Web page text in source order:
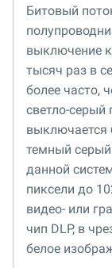
Битовый
выключение
тысяч раз в
более часто,
светло-серый
выключается
темный
данной
пиксели до
видео- или
чип DLP, в
белое